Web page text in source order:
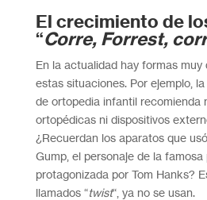
El crecimiento de
“Corre, Forrest,
En la actualidad hay formas
estas situaciones. Por ejemplo,
de ortopedia infantil recomienda
ortopédicas ni dispositivos
¿Recuerdan los aparatos que
Gump, el personaje de la famosa
protagonizada por Tom Hanks?
llamados “twist“, ya no se usan.